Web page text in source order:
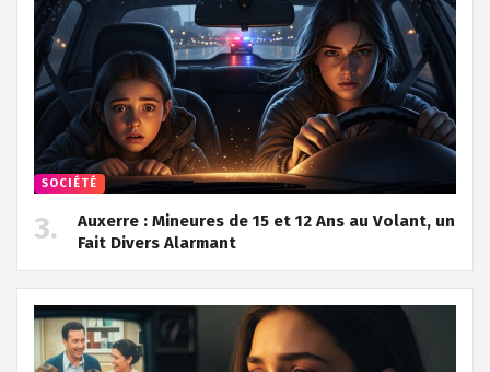
SOCIÉTÉ
Auxerre : Mineures de 15 et 12 Ans au Volant, un
Fait Divers Alarmant